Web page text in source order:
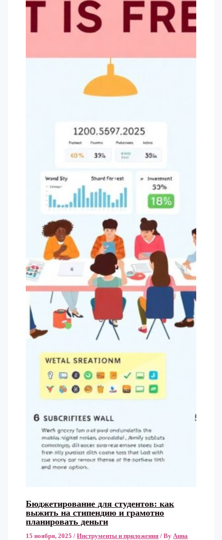
Бюджетирование для студентов: как
выжить на стипендию и грамотно
планировать деньги
15 ноября, 2025/Инструменты и приложения / ByАнна